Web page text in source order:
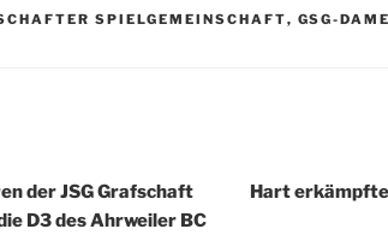
SPIELGEMEINSCHAFT, GSG-
der JSG Grafschaft
D3 des Ahrweiler BC
Hart